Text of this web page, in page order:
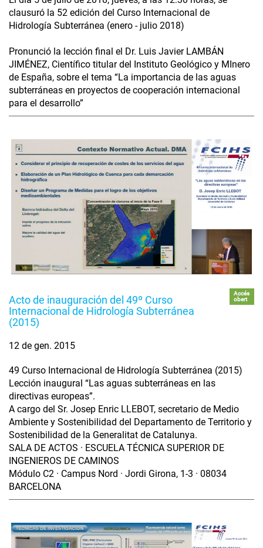
clausuró la 52 edición del Curso Internacional de
Hidrología Subterránea (enero - julio 2018)
Pronunció la lección final el Dr. Luis Javier LAMBÁN
JIMÉNEZ, Científico titular del Instituto Geológico y MInero
de España, sobre el tema “La importancia de las aguas
subterráneas en proyectos de cooperación internacional
para el desarrollo”
Acto de inauguración del 49º Curso
Internacional de Hidrología Subterránea
(2015)
Accés
obert
12 de gen. 2015
49 Curso Internacional de Hidrología Subterránea (2015)
Lección inaugural “Las aguas subterráneas en las
directivas europeas”.
A cargo del Sr. Josep Enric LLEBOT, secretario de Medio
Ambiente y Sostenibilidad del Departamento de Territorio y
Sostenibilidad de la Generalitat de Catalunya.
SALA DE ACTOS · ESCUELA TÉCNICA SUPERIOR DE
INGENIEROS DE CAMINOS
Módulo C2 · Campus Nord · Jordi Girona, 1-3 · 08034
BARCELONA